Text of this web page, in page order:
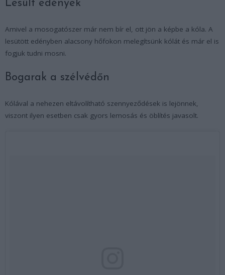
Lesült edények
Amivel a mosogatószer már nem bír el, ott jön a képbe a kóla. A
lesütött edényben alacsony hőfokon melegítsünk kólát és már el is
fogjuk tudni mosni.
Bogarak a szélvédőn
Kólával a nehezen eltávolítható szennyeződések is lejönnek,
viszont ilyen esetben csak gyors lemosás és öblítés javasolt.